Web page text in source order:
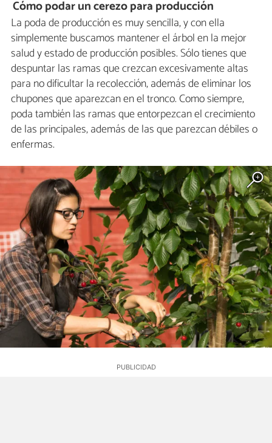
Cómo podar un cerezo para producción
La poda de producción es muy sencilla, y con ella
simplemente buscamos mantener el árbol en la mejor
salud y estado de producción posibles. Sólo tienes que
despuntar las ramas que crezcan excesivamente altas
para no dificultar la recolección, además de eliminar los
chupones que aparezcan en el tronco. Como siempre,
poda también las ramas que entorpezcan el crecimiento
de las principales, además de las que parezcan débiles o
enfermas.